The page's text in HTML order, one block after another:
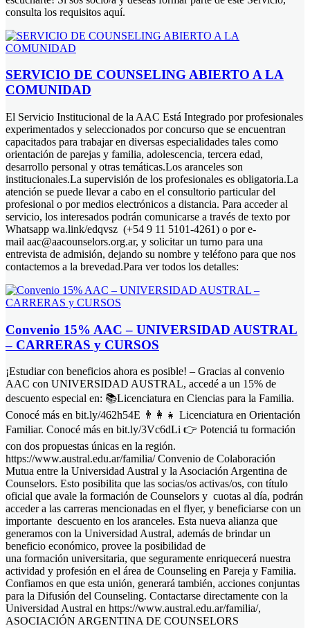
consulta los requisitos aquí.
SERVICIO DE COUNSELING ABIERTO A LA
COMUNIDAD
El Servicio Institucional de la AAC Está Integrado por profesionales
experimentados y seleccionados por concurso que se encuentran
capacitados para trabajar en diversas especialidades tales como
orientación de parejas y familia, adolescencia, tercera edad,
desarrollo personal y otras temáticas.Los aranceles son
institucionales.La supervisión de los profesionales es obligatoria.La
atención se puede llevar a cabo en el consultorio particular del
profesional o por medios electrónicos a distancia. Para acceder al
servicio, los interesados podrán comunicarse a través de texto por
Whatsapp wa.link/edqvsz (+54 9 11 5101-4261) o por e-
mail aac@aacounselors.org.ar, y solicitar un turno para una
entrevista de admisión, dejando su nombre y teléfono para que nos
contactemos a la brevedad.Para ver todos los detalles:
Convenio 15% AAC – UNIVERSIDAD AUSTRAL
– CARRERAS y CURSOS
¡Estudiar con beneficios ahora es posible! – Gracias al convenio
AAC con UNIVERSIDAD AUSTRAL, accedé a un 15% de
descuento especial en: 📚Licenciatura en Ciencias para la Familia.
Conocé más en bit.ly/462h54E 👨‍👩‍👧 Licenciatura en Orientación
Familiar. Conocé más en bit.ly/3Vc6dLi 👉 Potenciá tu formación
con dos propuestas únicas en la región.
https://www.austral.edu.ar/familia/ Convenio de Colaboración
Mutua entre la Universidad Austral y la Asociación Argentina de
Counselors. Esto posibilita que las socias/os activas/os, con título
oficial que avale la formación de Counselors y cuotas al día, podrán
acceder a las carreras mencionadas en el flyer, y beneficiarse con un
importante descuento en los aranceles. Esta nueva alianza que
generamos con la Universidad Austral, además de brindar un
beneficio económico, provee la posibilidad de
una formación universitaria, que seguramente enriquecerá nuestra
actividad y profesión en el área de Counseling en Pareja y Familia.
Confiamos en que esta unión, generará también, acciones conjuntas
para la Difusión del Counseling. Contactarse directamente con la
Universidad Austral en https://www.austral.edu.ar/familia/,
ASOCIACIÓN ARGENTINA DE COUNSELORS